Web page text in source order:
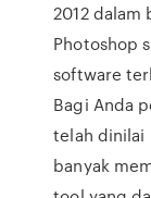
2012 dalam
Photoshop
software
Bagi Anda
telah dinilai
banyak